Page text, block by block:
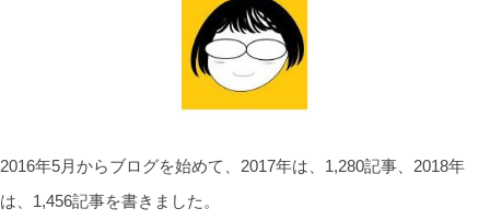
2016年5月からブログを始めて、2017年は、1,280記事、2018年
は、1,456記事を書きました。